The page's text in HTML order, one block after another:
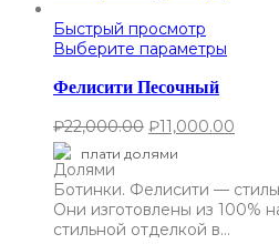
Быстрый просмотр
Выберите параметры
Фелисити Песочный
₽22,000.00 ₽11,000.00
плати долями
Ботинки. Фелисити —
Они изготовлены из 100%
стильной отделкой в…